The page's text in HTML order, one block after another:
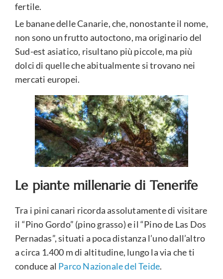
fertile.
Le banane delle Canarie, che, nonostante il nome,
non sono un frutto autoctono, ma originario del
Sud-est asiatico, risultano più piccole, ma più
dolci di quelle che abitualmente si trovano nei
mercati europei.
Le piante millenarie di Tenerife
Tra i pini canari ricorda assolutamente di visitare
il “Pino Gordo” (pino grasso) e il “Pino de Las Dos
Pernadas”, situati a poca distanza l’uno dall’altro
a circa 1.400 m di altitudine, lungo la via che ti
conduce al Parco Nazionale del Teide.